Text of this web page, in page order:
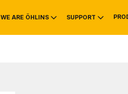
WE ARE ÖHLINS SUPPORT